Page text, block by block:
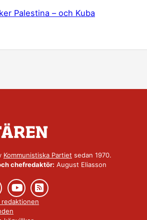
Palestina – och Kuba
Kommunistiska Partiet sedan 1970.
chefredaktör: August Eliasson